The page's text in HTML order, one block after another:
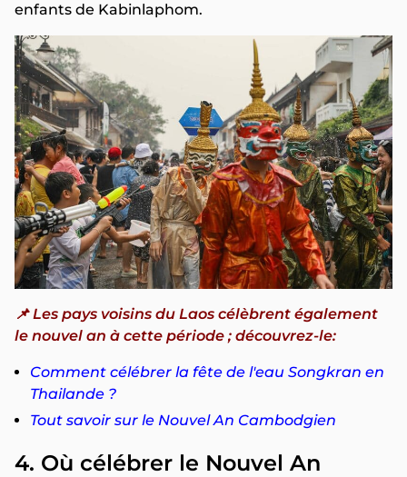
enfants de Kabinlaphom.
📌Les pays voisins du Laos célèbrent également
le nouvel an à cette période ; découvrez-le:
Comment célébrer la fête de l'eau Songkran en
Thailande ?
Tout savoir sur le Nouvel An Cambodgien
4. Où célébrer le Nouvel An